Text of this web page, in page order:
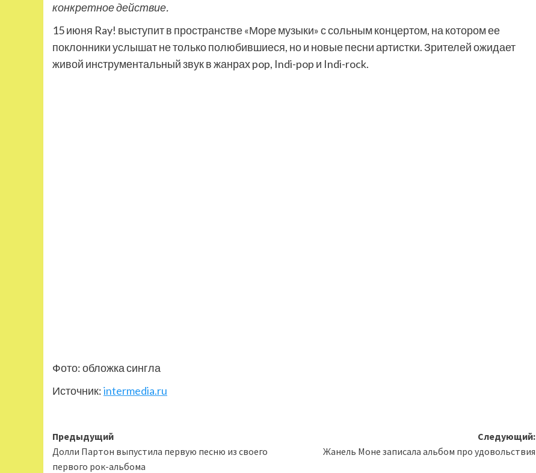
конкретное действие.
15 июня Ray! выступит в пространстве «Море музыки» с сольным концертом, на котором ее
поклонники услышат не только полюбившиеся, но и новые песни артистки. Зрителей ожидает
живой инструментальный звук в жанрах pop, Indi-pop и Indi-rock.
Фото: обложка сингла
Источник:intermedia.ru
Навигация
записи
Предыдущий
Долли Партон выпустила первую песню из своего
первого рок-альбома
Следующий:
Жанель Моне записала альбом про удовольствия